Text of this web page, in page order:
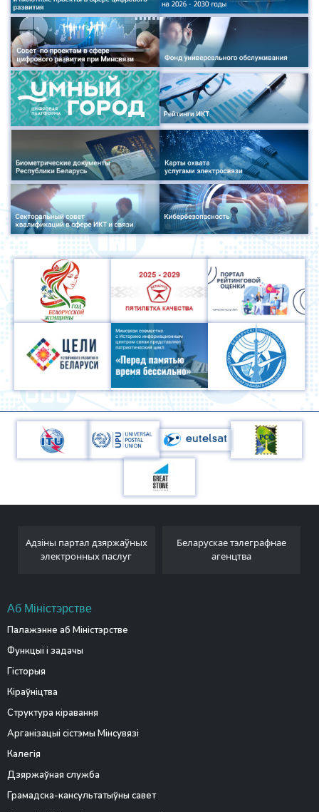
Адзіны партал дзяржаўных
электронных паслуг
Беларускае тэлеграфнае
агенцтва
Аб Міністэрстве
Палажэнне аб Міністэрстве
Функцыі і задачы
Гісторыя
Кіраўніцтва
Структура кіравання
Арганізацыі сістэмы Мінсувязі
Калегія
Дзяржаўная служба
Грамадска-кансультатыўны савет